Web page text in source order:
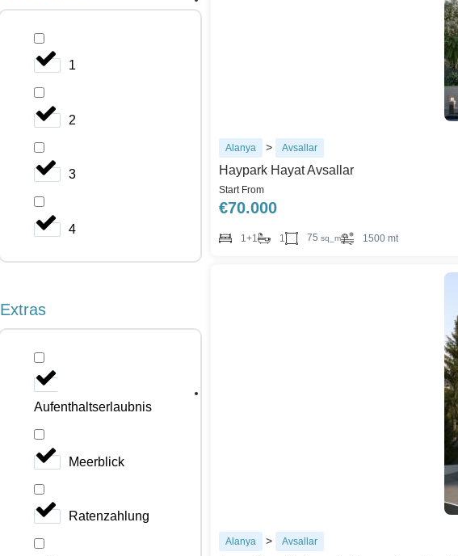
1
2
3
4
Extras
Aufenthaltserlaubnis
Meerblick
Ratenzahlung
Alanya > Avsallar
Haypark Hayat Avsallar
Start From
€70.000
1+1 1 75 sq_m 1500 mt
Alanya > Avsallar